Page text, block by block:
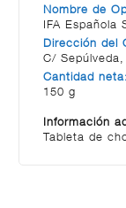
Nombre de
IFA Española
Dirección del
C/
Cantidad neta:
150 g
Información
Tableta de